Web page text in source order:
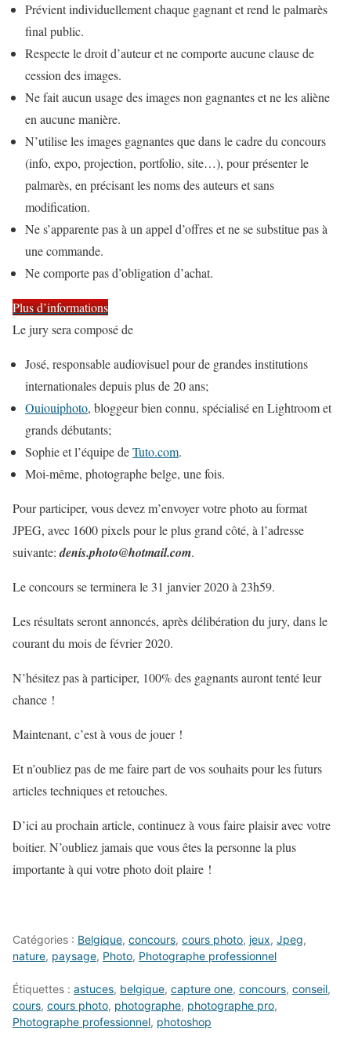
Prévient individuellement chaque gagnant et rend le palmarès
final public.
Respecte le droit d’auteur et ne comporte aucune clause de
cession des images.
Ne fait aucun usage des images non gagnantes et ne les aliène
en aucune manière.
N’utilise les images gagnantes que dans le cadre du concours
(info, expo, projection, portfolio, site…), pour présenter le
palmarès, en précisant les noms des auteurs et sans
modification.
Ne s’apparente pas à un appel d’offres et ne se substitue pas à
une commande.
Ne comporte pas d’obligation d’achat.
Plus d’informations
Le jury sera composé de
José, responsable audiovisuel pour de grandes institutions
internationales depuis plus de 20 ans;
Ouiouiphoto, bloggeur bien connu, spécialisé en Lightroom et
grands débutants;
Sophie et l’équipe deTuto.com.
Moi-même, photographe belge, une fois.
Pour participer, vous devez m’envoyer votre photo au format
JPEG, avec 1600 pixels pour le plus grand côté, à l’adresse
suivante:denis.photo@hotmail.com.
Le concours se terminera le 31 janvier 2020 à 23h59.
Les résultats seront annoncés, après délibération du jury, dans le
courant du mois de février 2020.
N’hésitez pas à participer, 100% des gagnants auront tenté leur
chance !
Maintenant, c’est à vous de jouer !
Et n’oubliez pas de me faire part de vos souhaits pour les futurs
articles techniques et retouches.
D’ici au prochain article, continuez à vous faire plaisir avec votre
boitier. N’oubliez jamais que vous êtes la personne la plus
importante à qui votre photo doit plaire !
Catégories : Belgique, concours, cours photo, jeux, Jpeg,
nature, paysage, Photo, Photographe professionnel
Étiquettes : astuces, belgique, capture one, concours, conseil,
cours, cours photo, photographe, photographe pro,
Photographe professionnel, photoshop